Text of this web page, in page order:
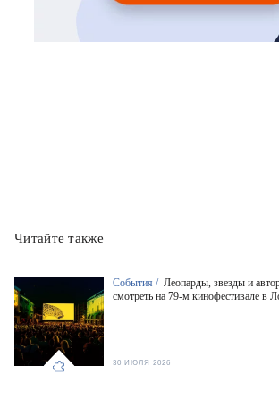
Читайте также
События / Леопарды, звезды и
смотреть на 79-м кинофестивале в
30 ИЮЛЯ 2026